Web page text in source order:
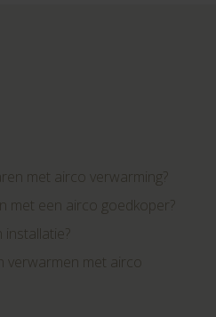
met airco verwarming?
met een airco goedkoper?
verwarmen met airco